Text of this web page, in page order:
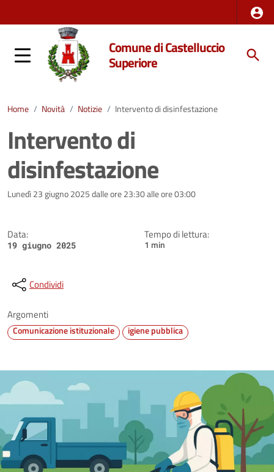
Comune di Castelluccio
Superiore
Home / Novità / Notizie / Intervento di disinfestazione
Intervento di
disinfestazione
Dettagli della notizia
Lunedì 23 giugno 2025 dalle ore 23:30 alle ore 03:00
Data:
19 giugno 2025
Tempo di lettura:
1 min
Condividi
Argomenti
Comunicazione istituzionale igiene pubblica